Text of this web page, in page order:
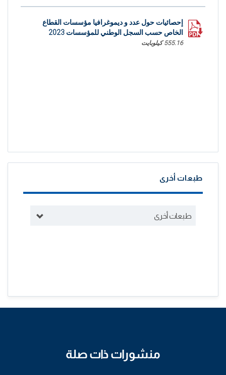
إحصائيات حول عدد و ديموغرافيا مؤسسات القطاع
الخاص حسب السجل الوطني للمؤسسات 2023
555.16 كيلوبايت
طبعات أخرى
طبعات أخرى
منشورات ذات صلة